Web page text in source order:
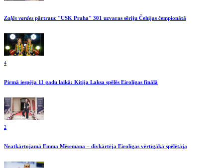
Zaļās vardes pārtrauc "USK Praha" 301 uzvaras sēriju Čehijas čempionātā
4
Pirmā iespēja 11 gadu laikā: Kitija Laksa spēlēs Eirolīgas finālā
2
Neatkārtojamā Emma Mēsemana – divkārtēja Eirolīgas vērtīgākā spēlētāja